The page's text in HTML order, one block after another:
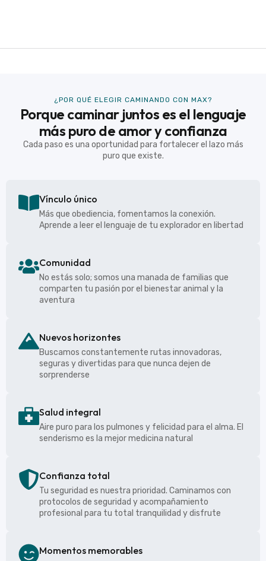
¿POR QUÉ ELEGIR CAMINANDO CON MAX?
Porque caminar juntos es el lenguaje
más puro de amor y confianza
Cada paso es una oportunidad para fortalecer el lazo más
puro que existe.
Vínculo único
Más que obediencia, fomentamos la conexión.
Aprende a leer el lenguaje de tu explorador en libertad
Comunidad
No estás solo; somos una manada de familias que
comparten tu pasión por el bienestar animal y la
aventura
Nuevos horizontes
Buscamos constantemente rutas innovadoras,
seguras y divertidas para que nunca dejen de
sorprenderse
Salud integral
Aire puro para los pulmones y felicidad para el alma. El
senderismo es la mejor medicina natural
Confianza total
Tu seguridad es nuestra prioridad. Caminamos con
protocolos de seguridad y acompañamiento
profesional para tu total tranquilidad y disfrute
Momentos memorables